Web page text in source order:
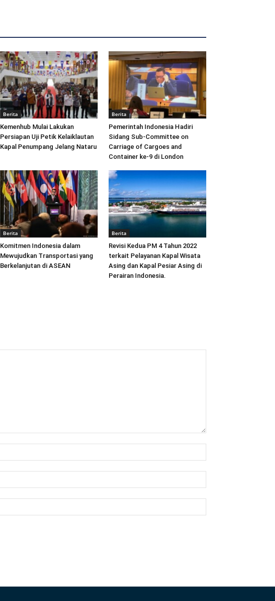
Berita
Kemenhub Mulai Lakukan
Persiapan Uji Petik Kelaiklautan
Kapal Penumpang Jelang Nataru
Berita
Pemerintah Indonesia Hadiri
Sidang Sub-Committee on
Carriage of Cargoes and
Container ke-9 di London
Berita
Komitmen Indonesia dalam
Mewujudkan Transportasi yang
Berkelanjutan di ASEAN
Berita
Revisi Kedua PM 4 Tahun 2022
terkait Pelayanan Kapal Wisata
Asing dan Kapal Pesiar Asing di
Perairan Indonesia.